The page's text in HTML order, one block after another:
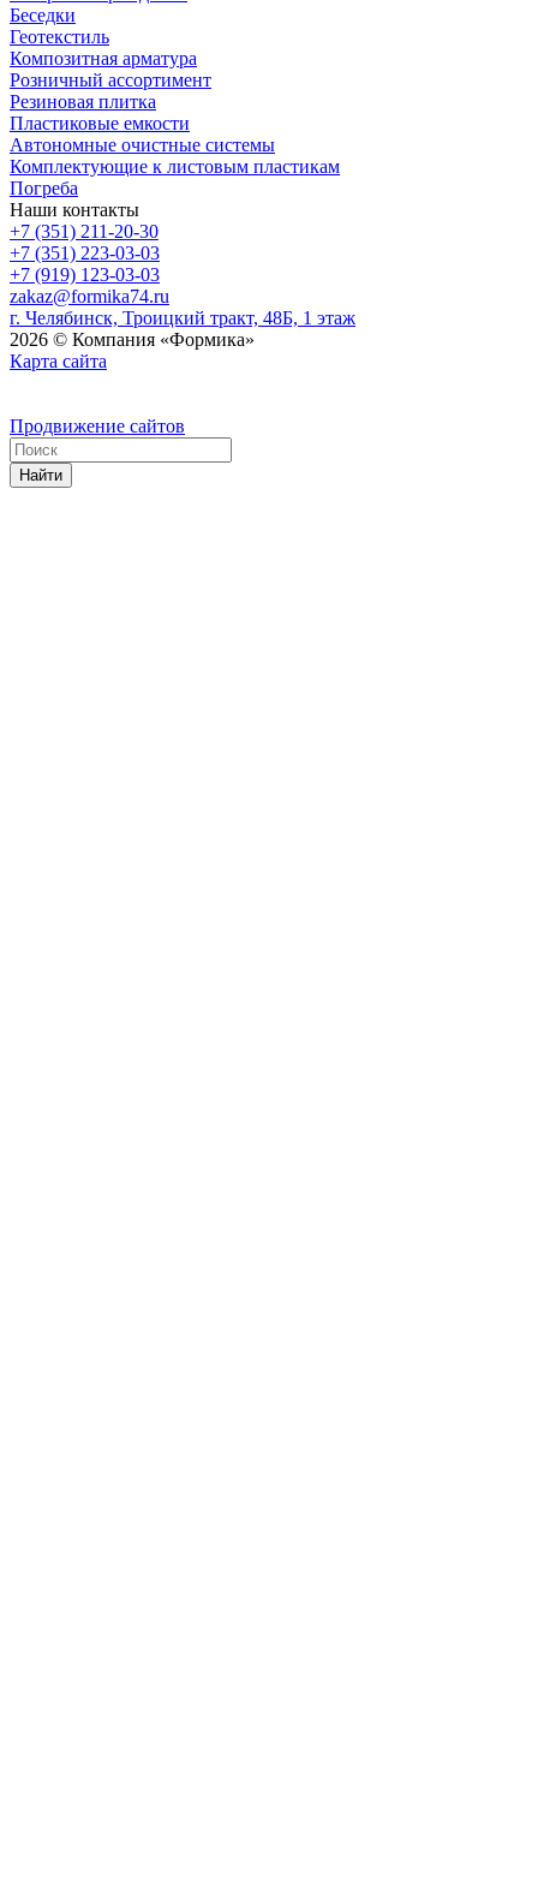
Беседки
Геотекстиль
Композитная арматура
Розничный ассортимент
Резиновая плитка
Пластиковые емкости
Автономные очистные системы
Комплектующие к листовым пластикам
Погреба
Наши контакты
+7 (351) 211-20-30
+7 (351) 223-03-03
+7 (919) 123-03-03
zakaz@formika74.ru
г. Челябинск, Троицкий тракт, 48Б, 1 этаж
2026 © Компания «Формика»
Карта сайта
Продвижение сайтов
Найти